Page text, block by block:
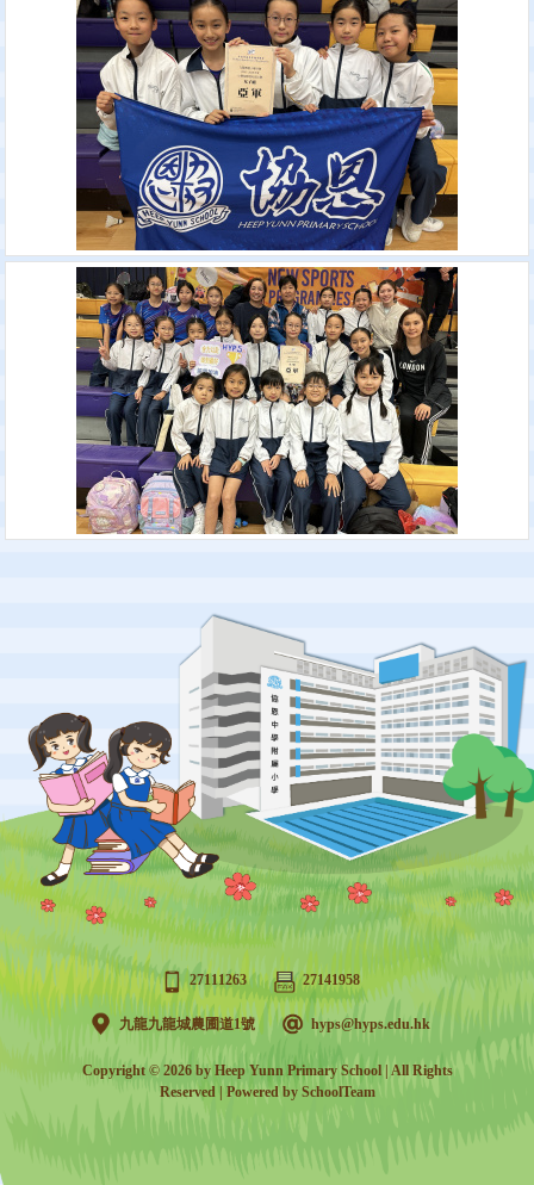
27111263 27141958
九龍九龍城農圃道1號 hyps@hyps.edu.hk
Copyright © 2026 by Heep Yunn Primary School | All Rights
Reserved | Powered by SchoolTeam